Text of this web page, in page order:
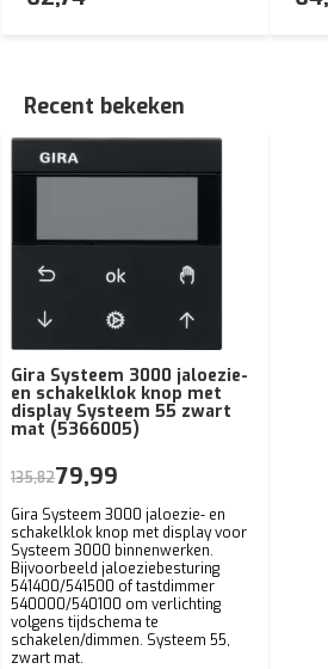
Recent bekeken
Gira Systeem 3000 jaloezie-
en schakelklok knop met
display Systeem 55 zwart
mat (5366005)
Gira Systeem 3000 jaloezie- en
schakelklok knop met display voor
Systeem 3000 binnenwerken.
Bijvoorbeeld jaloeziebesturing
541400/541500 of tastdimmer
540000/540100 om verlichting
volgens tijdschema te
schakelen/dimmen. Systeem 55,
zwart mat.
135,8279,99